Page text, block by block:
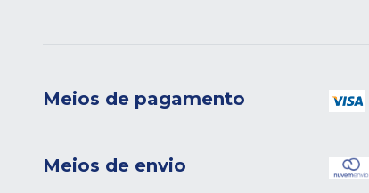
Meios de pagamento
Meios de envio